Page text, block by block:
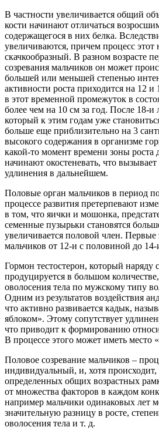
В частности увеличивается общий
кости начинают отличаться
содержащегося в них белка.
увеличиваются, причем процесс
скачкообразный. В разном возрасте
созревания мальчиков он может
большей или меньшей степенью
активности роста приходится на 12 и
в этот временной промежуток в
более чем на 10 см за год. После 18-и
который к этим годам уже
больше еще приблизительно на 3
высокого содержания в организме
какой-то момент времени зоны роста
начинают окостеневать, что
удлинения в дальнейшем.
Половые орган мальчиков в период
процессе развития претерпевают
в том, что яички и мошонка,
семенные пузырьки становятся
увеличивается половой член. Первые
мальчиков от 12-и с половиной до 14-
Гормон тестостерон, который наряду
продуцируется в большом
оволосения тела по мужскому типу
Одним из результатов воздействия
что активно развивается кадык,
яблоком». Этому сопутствует
что приводит к формированию
В процессе этого может иметь место
Половое созревание мальчиков –
индивидуальный, и, хотя происходит,
определенных общих возрастных
от множества факторов в каждом
например мальчики одинаковых лет
значительную разницу в росте,
оволосения тела и т. д.